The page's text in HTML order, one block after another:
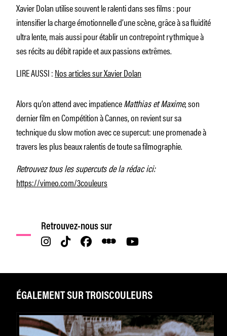
Xavier Dolan utilise souvent le ralenti dans ses films : pour
intensifier la charge émotionnelle d’une scène, grâce à sa fluidité
ultra lente, mais aussi pour établir un contrepoint rythmique à
ses récits au débit rapide et aux passions extrêmes.
LIRE AUSSI :Nos articles sur Xavier Dolan
Alors qu’on attend avec impatienceMatthias et Maxime, son
dernier film en Compétition à Cannes, on revient sur sa
technique du slow motion avec ce supercut: une promenade à
travers les plus beaux ralentis de toute sa filmographie.
Retrouvez tous les supercuts de la rédac ici:
https://vimeo.com/3couleurs
Retrouvez-nous sur
ÉGALEMENT SUR TROISCOULEURS